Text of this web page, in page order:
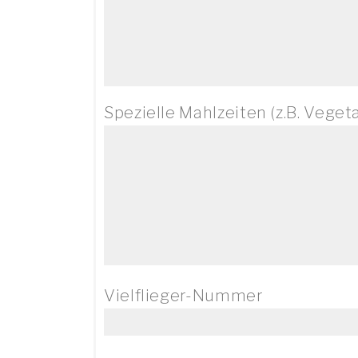
Spezielle Mahlzeiten (z.B.
Vielflieger-Nummer